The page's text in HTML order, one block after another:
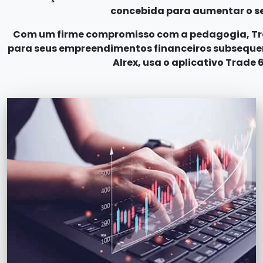
concebida para aumentar o
Com um firme compromisso com a pedagogia,
para seus empreendimentos financeiros
Alrex, usa o aplicativo Trade